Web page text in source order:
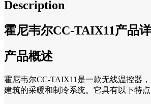
Description
霍尼韦尔CC-TAIX11产品
产品概述
霍尼韦尔CC-TAIX11是一款无线温控器
建筑的采暖和制冷系统。它具有以下特点